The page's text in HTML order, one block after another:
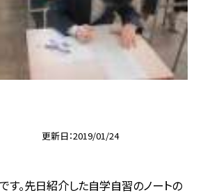
更新日 2019/01/24
す。先日紹介した自学自習のノートの